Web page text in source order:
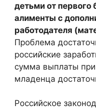
детьми от первого
алименты с
работодателя
Проблема
российские
сумма выплаты
младенца
Российское